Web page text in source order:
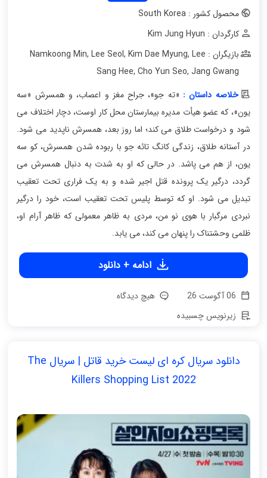
محصول کشور : South Korea
کارگردان : Kim Jung Hyun
بازیگران : Namkoong Min
, Lee Seol, Kim Dae Myung, Lee
Sang Hee, Cho Yun Seo, Jang Gwang
خلاصه داستان : «ته جو»، جراح مغز و اعصاب، و همسرش «سه
یون»، که عضو هیأت مدیره بیمارستان محل کار اوست، دچار اختلاف می
شود و درخواست طلاق می کند؛ اما روز بعد، همسرش ناپدید می شود.
در آستانه طلاق، زندگی کانگ تائه جو با ربوده شدن همسرش، کو سه
یون، از هم می پاشد. در حالی که او به شدت به دنبال همسرش می
گردد، درگیر یک پرونده قتل اجیر شده و به یک فراری تحت تعقیب
تبدیل می شود. او که توسط پلیس تحت تعقیب است، خود را درگیر
نبردی مرگبار با هوی نو من، مردی به ظاهر معمولی که ظاهر آرام او،
ظلمی وحشتناک را پنهان می کند، می یابد.
ادامه + دانلود
هیچ دیدگاه
زیرنویس چسبیده
دانلود سریال کره ای لیست خرید قاتل | سریال The
Killers Shopping List 2022